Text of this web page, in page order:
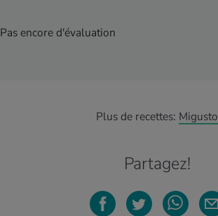
Pas encore d'évaluation
Plus de recettes: Migusto
Partagez!